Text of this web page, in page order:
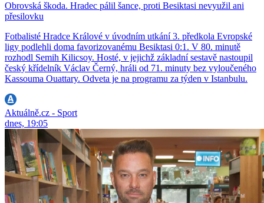
Obrovská škoda. Hradec pálil šance, proti Besiktasi nevyužil ani
přesilovku
Fotbalisté Hradce Králové v úvodním utkání 3. předkola Evropské
ligy podlehli doma favorizovanému Besiktasi 0:1. V 80. minutě
rozhodl Semih Kilicsoy. Hosté, v jejichž základní sestavě nastoupil
český křídelník Václav Černý, hráli od 71. minuty bez vyloučeného
Kassouma Ouattary. Odveta je na programu za týden v Istanbulu.
Aktuálně.cz - Sport
dnes, 19:05